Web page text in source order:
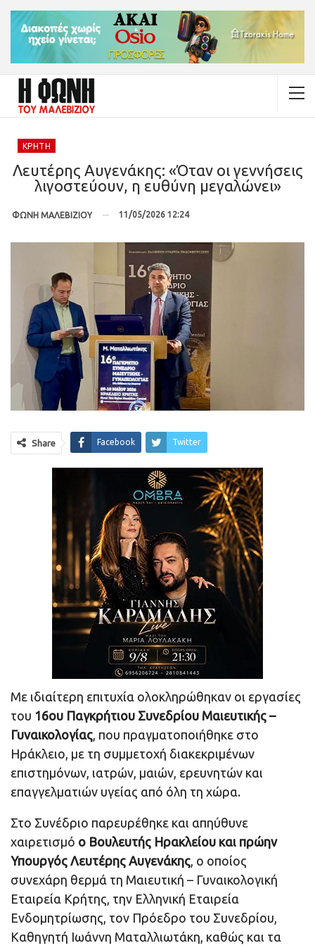
ΚΡΉΤΗ
Λευτέρης Αυγενάκης: «Όταν οι γεννήσεις
λιγοστεύουν, η ευθύνη μεγαλώνει»
ΦΩΝΗ ΜΑΛΕΒΙΖΙΟΥ 11/05/2026 12:24
Share Facebook Twitter
Με ιδιαίτερη επιτυχία ολοκληρώθηκαν οι εργασίες
του 16ου Παγκρήτιου Συνεδρίου Μαιευτικής –
Γυναικολογίας, που πραγματοποιήθηκε στο
Ηράκλειο, με τη συμμετοχή διακεκριμένων
επιστημόνων, ιατρών, μαιών, ερευνητών και
επαγγελματιών υγείας από όλη τη χώρα.
Στο Συνέδριο παρευρέθηκε και απηύθυνε
χαιρετισμό ο Βουλευτής Ηρακλείου και πρώην
Υπουργός Λευτέρης Αυγενάκης, ο οποίος
συνεχάρη θερμά τη Μαιευτική – Γυναικολογική
Εταιρεία Κρήτης, την Ελληνική Εταιρεία
Ενδομητρίωσης, τον Πρόεδρο του Συνεδρίου,
Καθηγητή Ιωάννη Ματαλλιωτάκη, καθώς και τα